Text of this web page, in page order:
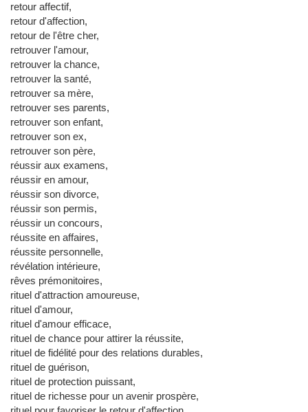
retour affectif,
retour d'affection,
retour de l'être cher,
retrouver l'amour,
retrouver la chance,
retrouver la santé,
retrouver sa mère,
retrouver ses parents,
retrouver son enfant,
retrouver son ex,
retrouver son père,
réussir aux examens,
réussir en amour,
réussir son divorce,
réussir son permis,
réussir un concours,
réussite en affaires,
réussite personnelle,
révélation intérieure,
rêves prémonitoires,
rituel d'attraction amoureuse,
rituel d'amour,
rituel d'amour efficace,
rituel de chance pour attirer la réussite,
rituel de fidélité pour des relations durables,
rituel de guérison,
rituel de protection puissant,
rituel de richesse pour un avenir prospère,